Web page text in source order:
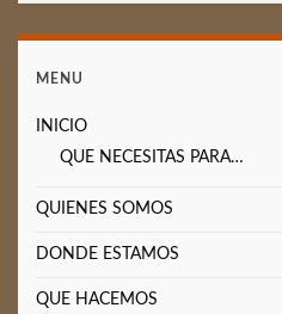
MENU
INICIO
QUE NECESITAS PARA…
QUIENES SOMOS
DONDE ESTAMOS
QUE HACEMOS